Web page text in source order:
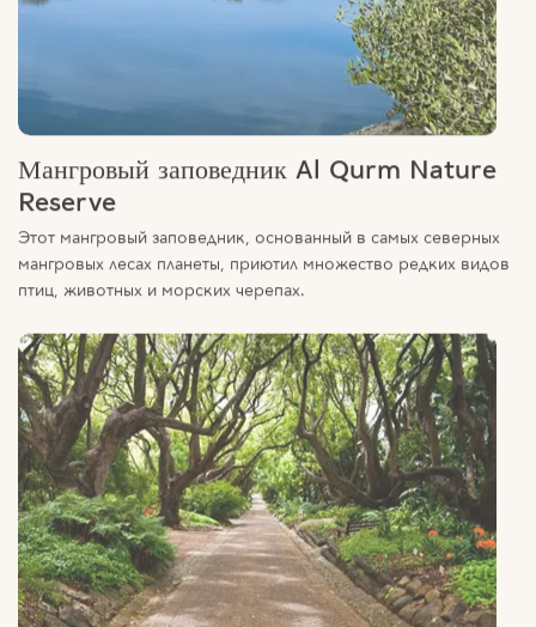
Мангровый заповедник Al Qurm Nature
Reserve
Этот мангровый заповедник, основанный в самых северных
мангровых лесах планеты, приютил множество редких видов
птиц, животных и морских черепах.